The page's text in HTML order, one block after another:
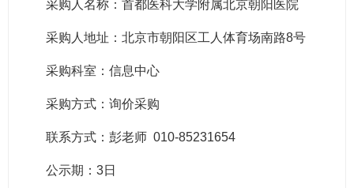
采购人名称：首都医科大学附属北京朝阳医院
采购人地址：北京市朝阳区工人体育场南路8号
采购科室：信息中心
采购方式：询价采购
联系方式：彭老师 010-85231654
公示期：3日